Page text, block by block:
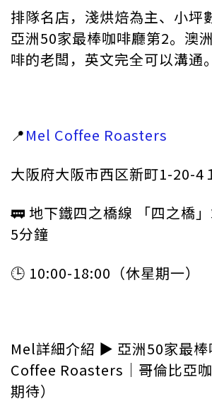
排隊名店，淺烘焙為主、小坪
亞洲50家最棒咖啡廳第2。澳
啡的老闆，英文完全可以溝通。
📍Mel Coffee Roasters
大阪府大阪市西区新町1-20-4
🚃 地下鐵四之橋線 「四之橋
5分鐘
🕒 10:00-18:00（休星期一）
Mel詳細介紹 ▶︎ 亞洲50家最
Coffee Roasters｜哥倫比亞
期待）